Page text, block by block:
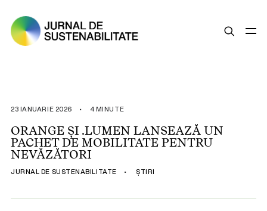
ȘTIRI
OPINII
ESG
COMPANII SUSTENABILE
23 IANUARIE 2026 • 4 MINUTE
ORANGE ȘI .LUMEN LANSEAZĂ UN
PACHET DE MOBILITATE PENTRU
NEVĂZĂTORI
JURNAL DE SUSTENABILITATE • ȘTIRI